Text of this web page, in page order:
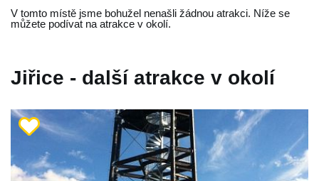
V tomto místě jsme bohužel nenašli žádnou atrakci. Níže se
můžete podívat na atrakce v okolí.
Jiřice - další atrakce v okolí